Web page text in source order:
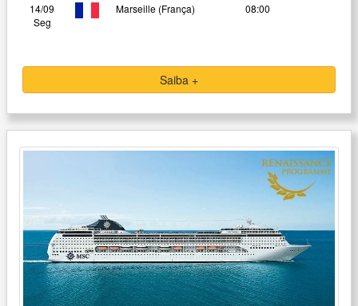
14/09
Seg
Marseille (França) 08:00
Saiba +